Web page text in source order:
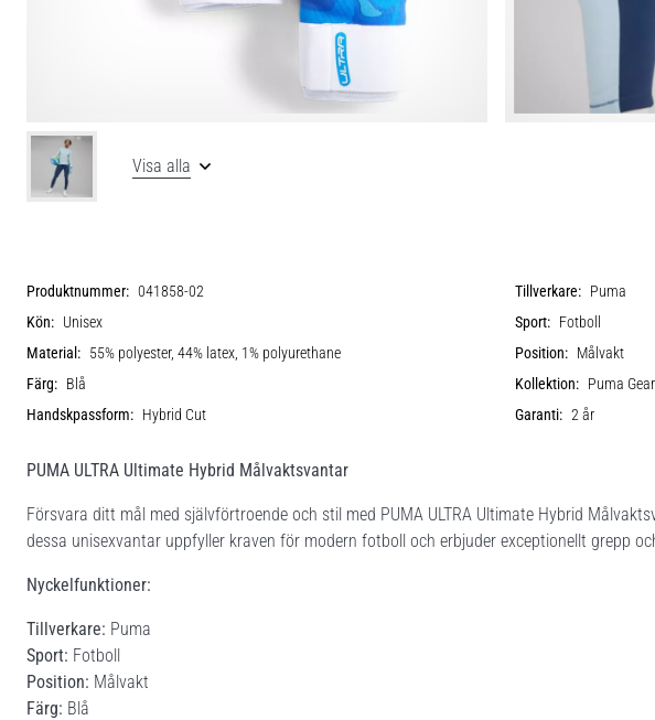
Visa alla
Produktnummer: 041858-02 Tillverkare: Puma
Kön: Unisex Sport: Fotboll
Material: 55% polyester, 44% latex, 1% polyurethane Position: Målvakt
Färg: Blå Kollektion: Puma
Handskpassform: Hybrid Cut Garanti: 2 år
PUMA ULTRA Ultimate Hybrid Målvaktsvantar
Försvara ditt mål med självförtroende och stil med PUMA ULTRA Ultimate Hybrid
dessa unisexvantar uppfyller kraven för modern fotboll och erbjuder exceptionellt grepp
Nyckelfunktioner:
Tillverkare: Puma
Sport: Fotboll
Position: Målvakt
Färg: Blå